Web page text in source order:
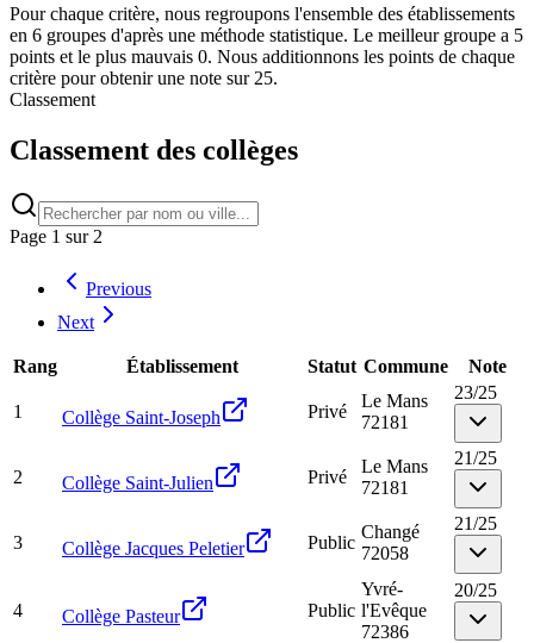
Pour chaque critère, nous regroupons l'ensemble des établissements
en 6 groupes d'après une méthode statistique. Le meilleur groupe a 5
points et le plus mauvais 0. Nous additionnons les points de chaque
critère pour obtenir une note sur 25.
Classement
Classement des collèges
Page 1 sur 2
Previous
Next
Rang Établissement Statut Commune Note
1 Collège Saint-Joseph Privé
Le Mans
72181
23/25
2 Collège Saint-Julien Privé
Le Mans
72181
21/25
3 Collège Jacques Peletier Public
Changé
72058
21/25
4 Collège Pasteur Public
Yvré-
l'Evêque
72386
20/25